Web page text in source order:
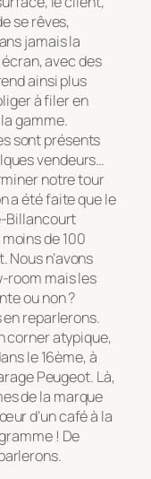
se rêves,
jamais la
avec des
ainsi plus
à filer en
gamme.
sont présents
vendeurs…
notre tour
a été faite que le
Billancourt
de 100
Nous n’avons
room mais les
ou non ?
en reparlerons.
corner atypique,
le 16ème, à
Peugeot. Là,
de la marque
d’un café à la
! De